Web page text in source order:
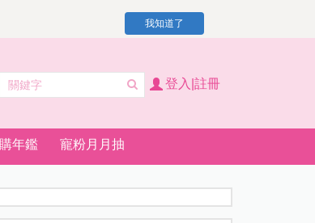
我知道了
登入|註冊
年鑑 寵粉月月抽